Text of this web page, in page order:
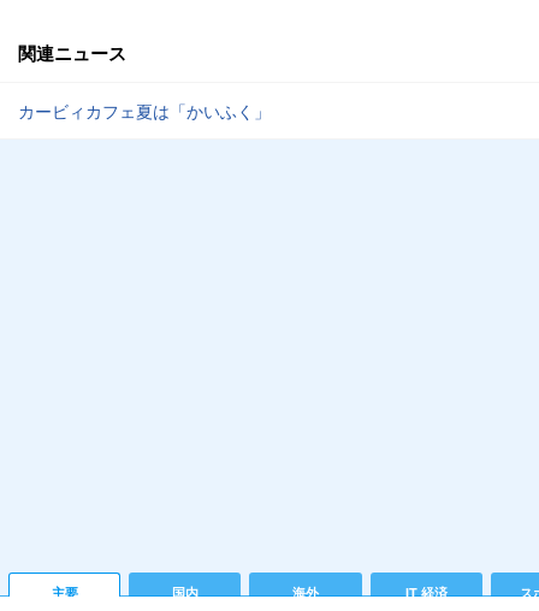
関連ニュース
カービィカフェ夏は「かいふく」
主要 国内 海外 IT 経済 ス